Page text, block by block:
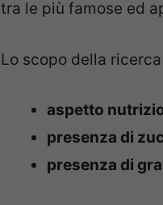
tra le più famose ed
Lo scopo della
aspetto
presenza di
presenza di